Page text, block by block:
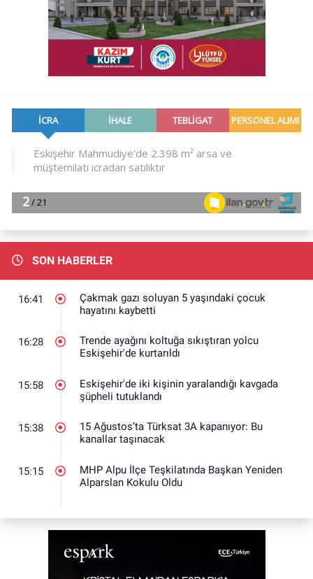
SON HABERLER
16:41
Çakmak gazı soluyan 5 yaşındaki çocuk
hayatını kaybetti
16:28
Trende ayağını koltuğa sıkıştıran yolcu
Eskişehir'de kurtarıldı
15:58
Eskişehir'de iki kişinin yaralandığı kavgada
şüpheli tutuklandı
15:38
15 Ağustos’ta Türksat 3A kapanıyor: Bu
kanallar taşınacak
15:15
MHP Alpu İlçe Teşkilatında Başkan Yeniden
Alparslan Kokulu Oldu